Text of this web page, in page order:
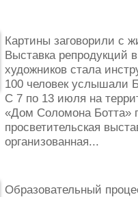
Картины заговорили с
Выставка
художников стала
100 человек услышали
С 7 по 13 июля на
«Дом Соломона Ботта»
просветительская
организованная...
Образовательный